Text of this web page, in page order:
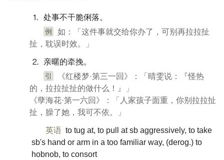
⒈ 处事不干脆俐落。
例
如：「这件事就交给你办了，可别再拉拉扯
扯，耽误时效。」
⒉ 亲暱的牵挽。
引
《红楼梦·第三一回》：「晴雯说：『怪热
的，拉拉扯扯的做什么！』」
《孽海花·第一六回》：「人家孩子面重，你别拉拉扯
扯，臊了她，我可不依。」
英语 to tug at, to pull at sb aggressively, to take
sb's hand or arm in a too familiar way, (derog.)​ to
hobnob, to consort